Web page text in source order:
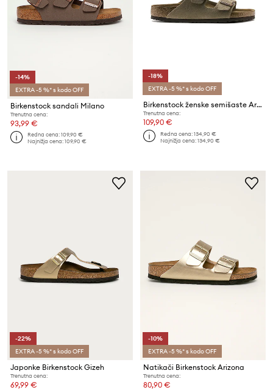
-14%
EXTRA -5 %* s kodo OFF
Birkenstock sandali Milano
Trenutna cena:
93,99 €
Redna cena:109,90 €
Najnižja cena:109,90 €
-18%
EXTRA -5 %* s kodo OFF
Birkenstock ženske semišaste Arizona SFB Suede
Trenutna cena:
109,90 €
Redna cena:134,90 €
Najnižja cena:134,90 €
-22%
EXTRA -5 %* s kodo OFF
Japonke Birkenstock Gizeh
Trenutna cena:
69,99 €
-10%
EXTRA -5 %* s kodo OFF
Natikači Birkenstock Arizona
Trenutna cena:
80,90 €